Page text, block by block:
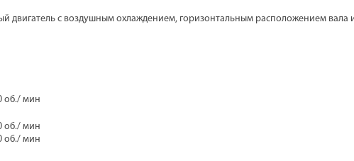
двигатель с воздушным охлаждением, горизонтальным расположением
об./ мин
об./ мин
об./ мин